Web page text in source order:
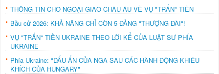
THÔNG TIN CHO NGOẠI GIAO CHÂU ÂU VỀ VỤ "TRẤN" TIỀN
Bầu cử 2026: KHẢ NĂNG CHỈ CÒN 5 ĐẢNG "THƯỢNG ĐÀI"!
VỤ "TRẤN" TIỀN UKRAINE THEO LỜI KỂ CỦA LUẬT SƯ PHÍA
UKRAINE
Phía Ukraine: "DẤU ẤN CỦA NGA SAU CÁC HÀNH ĐỘNG KHIÊU
KHÍCH CỦA HUNGARY"